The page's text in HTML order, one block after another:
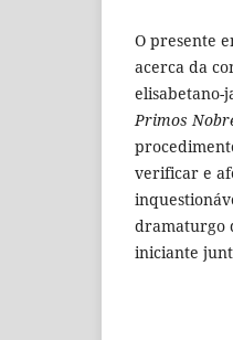
O presente
acerca da
elisabetano-
Primos
verificar e
dramaturgo
iniciante